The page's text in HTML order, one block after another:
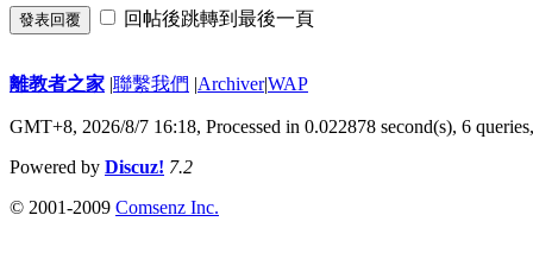
發表回覆 回帖後跳轉到最後一頁
離教者之家 |聯繫我們 |Archiver|WAP
GMT+8, 2026/8/7 16:18, Processed in 0.022878 second(s), 6
Powered by Discuz! 7.2
© 2001-2009 Comsenz Inc.